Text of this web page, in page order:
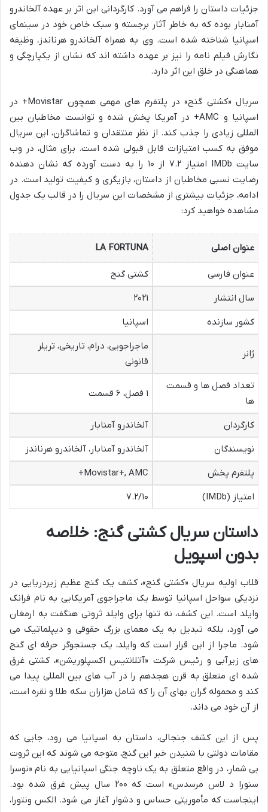
جزئیات داستان را فراهم می آورد. کارگردانی این اثر بر عهده آلخاندرو
آمنابار بوده که به خاطر آثار برجسته و سبک خاص خود در سینمای
اسپانیا شناخته شده است. وی به همراه آلخاندرو هرناندز، وظیفه
نگارش فیلم نامه را نیز بر عهده داشته اند که نشان از یکپارچگی و
هماهنگی در خلق این اثر دارد.
سریال «کشتی گنج» در پلتفرم های مهمی همچون Movistar+ در
اسپانیا و AMC+ در آمریکا پخش شده و توانست مخاطبان بین
المللی زیادی را جذب کند. از نظر منتقدان و تماشاگران، این سریال
موفق به کسب امتیازات قابل قبولی شده است. برای مثال، در وب
سایت IMDb امتیاز ۷.۲ از ۱۰ را به دست آورده که نشان دهنده
رضایت نسبی مخاطبان از داستان، بازیگری و کیفیت تولید است. در
ادامه، جزئیات بیشتری از مشخصات این سریال را در قالب یک جدول
مشاهده خواهید کرد:
عنوان اصلی LA FORTUNA
عنوان فارسی
کشتی گنج
سال انتشار
۲۰۲۱
کشور سازنده
اسپانیا
ژانر
ماجراجویی، درام، تاریخی، تریلر
قانونی
تعداد فصل ها و قسمت
ها
۱ فصل، ۶ قسمت
کارگردان
آلخاندرو آمنابار
نویسندگان
آلخاندرو آمنابار، آلخاندرو هرناندز
پلتفرم پخش
Movistar+, AMC+
امتیاز (IMDb)
۷.۲/۱۰
داستان سریال کشتی گنج: خلاصه
بدون اسپویل
قلاب اولیه سریال «کشتی گنج»، کشف یک گنج عظیم زیردریایی در
نزدیکی سواحل اسپانیا توسط یک ماجراجوی آمریکایی به نام فرانک
وایلد است. این کشف، نه تنها برای وایلد ثروتی هنگفت به ارمغان
می آورد، بلکه تبدیل به یک معمای بزرگ حقوقی و دیپلماتیک می
شود. ماجرا از این قرار است که وایلد، یک جستجوگر حرفه ای گنج
های زیرآبی و رئیس شرکت «آتلانتیس اکسپلوریشن»، کشتی غرق
شده ای متعلق به قرن هجدهم را در آب های بین المللی پیدا می
کند و محموله گران بهای آن را که شامل هزاران سکه طلا و نقره است،
از آن خود می داند.
پس از این کشف جنجالی، داستان به اسپانیا می رود، جایی که
مقامات دولتی با شنیدن خبر این گنج، متوجه می شوند که این ثروت
بی شمار، در واقع متعلق به یک ناوچه جنگی اسپانیایی به نام «نوسرا
سنورا د لاس مرسدس» است که ۲۰۰ سال پیش غرق شده بود.
اینجاست که مأموریتی حساس و دشوار آغاز می شود. الکس ونتورا،